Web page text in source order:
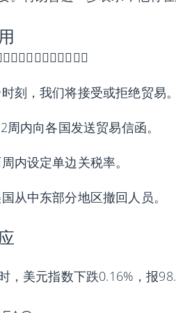
最后期限，但不需要。
刻，我们将接受或拒绝贸易。
周内向各国发送贸易信函。
内设定单边关税率。
从中东部分地区撤回人员。
，美元指数下跌0.16%，报